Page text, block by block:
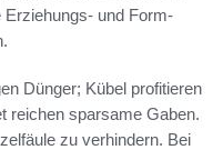
und Form-
Dünger; Kübel profitieren
reichen sparsame Gaben.
zu verhindern. Bei